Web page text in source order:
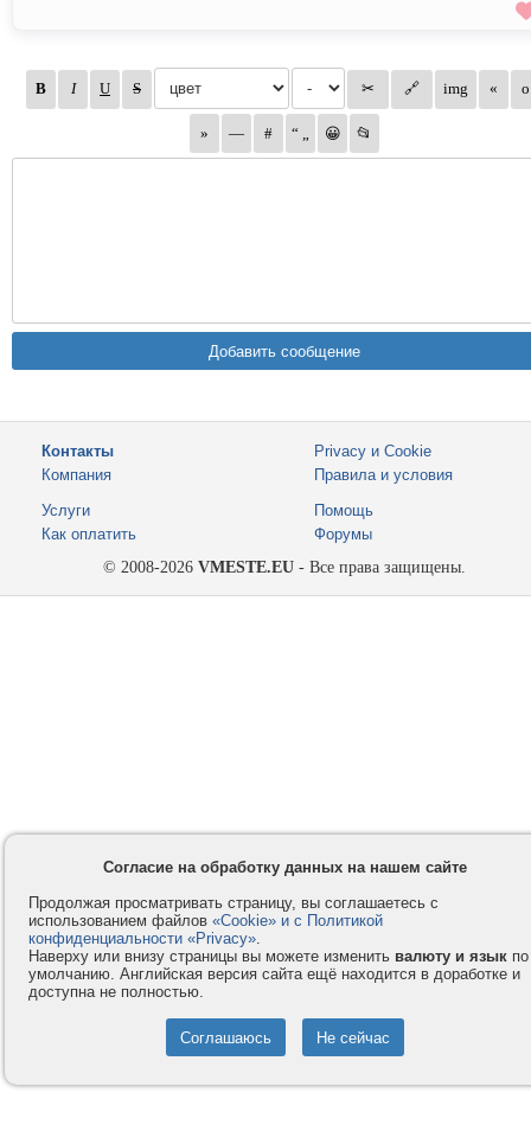
Контакты
Компания
Privacy и Cookie
Правила и условия
Услуги
Как оплатить
Помощь
Форумы
© 2008-2026 VMESTE.EU - Все права защищены.
Согласие на обработку данных на нашем сайте
Продолжая просматривать страницу, вы соглашаетесь с
использованием файлов «Cookie» и с Политикой
конфиденциальности «Privacy».
Наверху или внизу страницы вы можете изменить валюту и язык по
умолчанию. Английская версия сайта ещё находится в доработке и
доступна не полностью.